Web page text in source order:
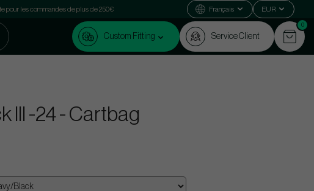
pour les commandes de plus de 250€ Français EUR
Custom Fitting Service Client
0
lll -24 - Cartbag